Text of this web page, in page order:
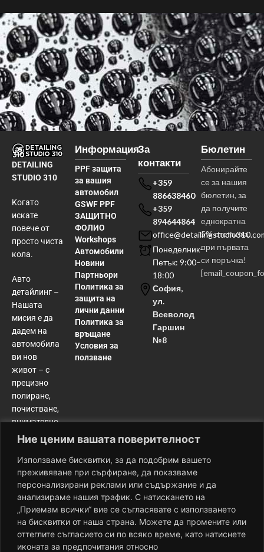
Ние ценим вашата поверителност
Използваме бисквитки, за да подобрим вашето
преживяване при сърфиране, да показваме
персонализирани реклами или съдържание и да
анализираме нашия трафик. С натискането на
„Приемам всички“ вие се съгласявате с използването
на бисквитки от наша страна. Можете да промените или
оттеглите съгласието си по всяко време, като натиснете
иконата за предпочитания относно
DETAILING
STUDIO 310
Kогато
искате
повече от
просто чиста
кола.
Авто
детайлинг –
Нашата
мисия е да
дадем на
автомобила
ви нов
живот – с
прецизно
полиране,
почистване,
внимателно
възстановяване
дълготрайна
защита.
Резултатът?
Колата ви
изглежда и
се усеща по-
добре от
Информация
PPF защита
за вашия
автомобил
GSWF PPF
ЗАЩИТНО
ФОЛИО
Workshops
Автомобили
Новини
Партньори
Политика за
защита на
лични данни
Политика за
връщане
Условия за
ползване
За
контакти
+359
886638460
+359
894644864
Понеделник–
Петък: 9:00–
18:00
София,
ул.
Всеволод
Гаршин
№8
Бюлетин
Абонирайте
се за нашия
бюлетин, за
да получите
еднократна
5% отстъпка
при първата
си поръчка!